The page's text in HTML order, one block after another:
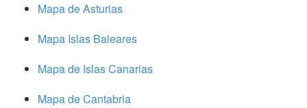
Mapa de Asturias
Mapa Islas Baleares
Mapa de Islas Canarias
Mapa de Cantabria